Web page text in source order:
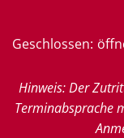
Klicken, um
Geschlossen:
Hinweis: Der
Terminabsprache